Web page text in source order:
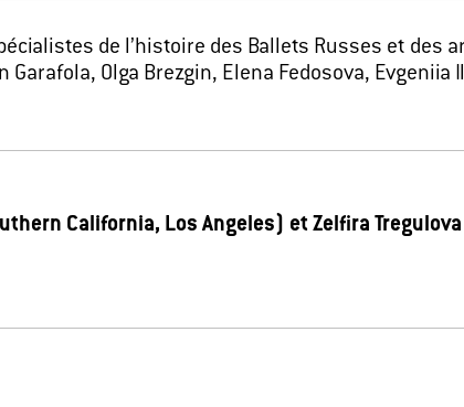
de l’histoire des Ballets Russes et des
Olga Brezgin, Elena Fedosova, Evgeniia
California, Los Angeles) et Zelfira